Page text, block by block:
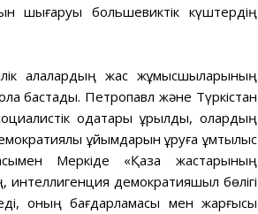
шығаруы большевиктік күштердің
қалалардың жас жұмысшыларының
бастады. Петропавл және Түркістан
одақтары құрылды, олардың
ұйымдарын құруға ұмтылыс
Меркіде «Қазақ жастарының
демократияшыл бөлігі
оның бағдарламасы мен жарғысы